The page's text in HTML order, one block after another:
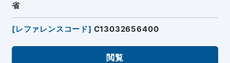
省
[レファレンスコード] C13032656400
閲覧